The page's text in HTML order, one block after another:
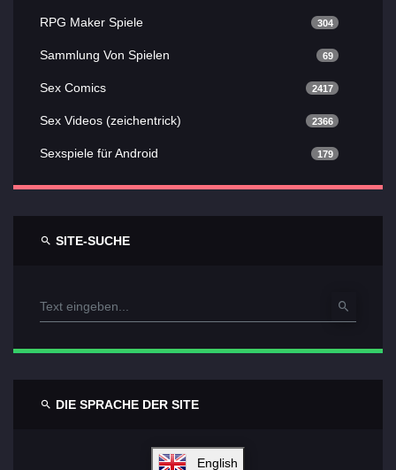
RPG Maker Spiele 304
Sammlung Von Spielen 69
Sex Comics 2417
Sex Videos (zeichentrick) 2366
Sexspiele für Android 179
SITE-SUCHE
DIE SPRACHE DER SITE
English